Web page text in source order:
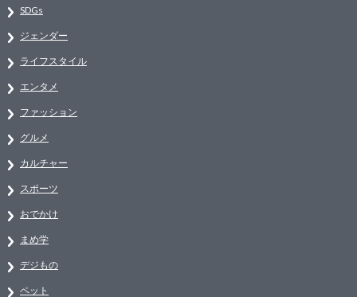
SDGs
ジェンダー
ライフスタイル
エンタメ
ファッション
グルメ
カルチャー
スポーツ
おでかけ
まめ学
デジもの
ペット